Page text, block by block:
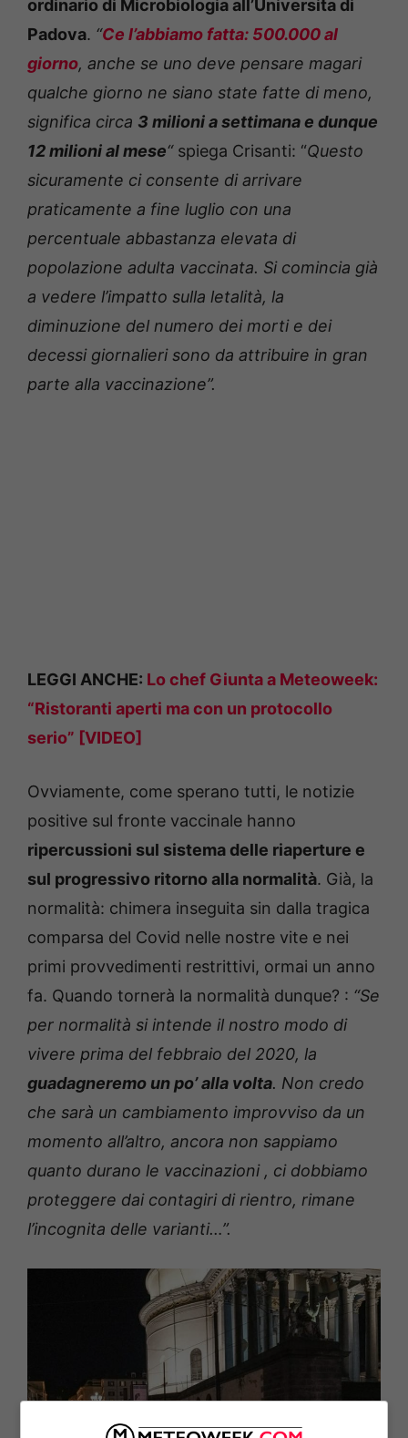
ordinario di Microbiologia all’Universita di
Padova. “Ce l’abbiamo fatta: 500.000 al
giorno, anche se uno deve pensare magari
qualche giorno ne siano state fatte di meno,
significa circa 3 milioni a settimana e dunque
12 milioni al mese“spiega Crisanti: “Questo
sicuramente ci consente di arrivare
praticamente a fine luglio con una
percentuale abbastanza elevata di
popolazione adulta vaccinata. Si comincia già
a vedere l’impatto sulla letalità, la
diminuzione del numero dei morti e dei
decessi giornalieri sono da attribuire in gran
parte alla vaccinazione”.
LEGGI ANCHE: Lo chef Giunta a Meteoweek:
“Ristoranti aperti ma con un protocollo
serio” [VIDEO]
Ovviamente, come sperano tutti, le notizie
positive sul fronte vaccinale hanno
ripercussioni sul sistema delle riaperture e
sul progressivo ritorno alla normalità. Già, la
normalità: chimera inseguita sin dalla tragica
comparsa del Covid nelle nostre vite e nei
primi provvedimenti restrittivi, ormai un anno
fa. Quando tornerà la normalità dunque? : “Se
per normalità si intende il nostro modo di
vivere prima del febbraio del 2020, la
guadagneremo un po’ alla volta. Non credo
che sarà un cambiamento improvviso da un
momento all’altro, ancora non sappiamo
quanto durano le vaccinazioni , ci dobbiamo
proteggere dai contagiri di rientro, rimane
l’incognita delle varianti…”.